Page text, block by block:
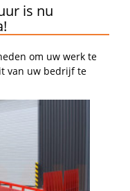
is nu
om uw werk te
van uw bedrijf te